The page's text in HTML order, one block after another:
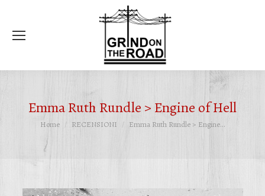
Emma Ruth Rundle > Engine of Hell
Tu sei qui:
Home RECENSIONI Emma Ruth Rundle > Engine…